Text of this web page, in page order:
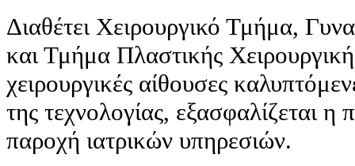
Διαθέτει Χειρουργικό Τμήμα,
και Τμήμα Πλαστικής
χειρουργικές αίθουσες
της τεχνολογίας, εξασφαλίζεται
παροχή ιατρικών υπηρεσιών.